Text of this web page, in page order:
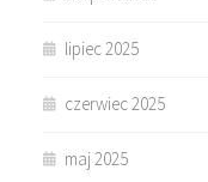
lipiec 2025
czerwiec 2025
maj 2025